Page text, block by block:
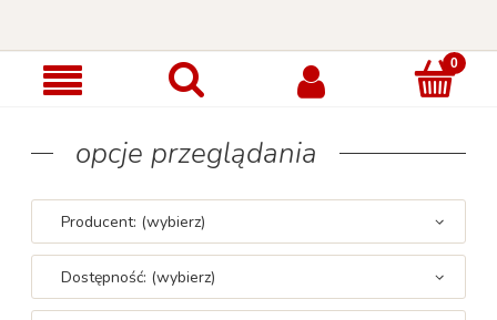
opcje przeglądania
Producent: (wybierz)
Dostępność: (wybierz)